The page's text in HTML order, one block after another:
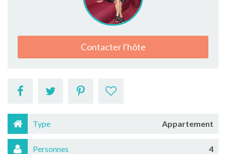
Contacter l'hôte
Type Appartement
Personnes 4